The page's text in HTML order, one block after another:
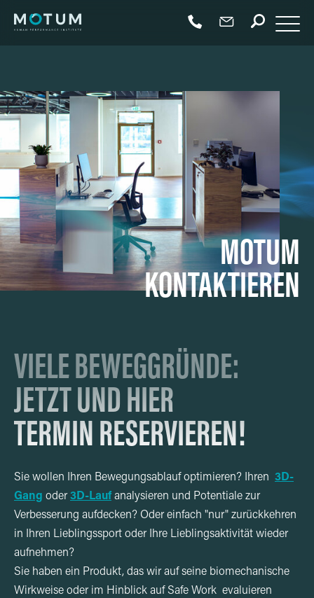
MOTUM
KONTAKTIEREN
VIELE BEWEGGRÜNDE:
JETZT UND HIER
TERMIN RESERVIEREN!
Sie wollen Ihren Bewegungsablauf optimieren? Ihren 3D-
Gang oder3D-Lauf analysieren und Potentiale zur
Verbesserung aufdecken? Oder einfach "nur" zurückkehren
in Ihren Lieblingssport oder Ihre Lieblingsaktivität wieder
aufnehmen?
Sie haben ein Produkt, das wir auf seine biomechanische
Wirkweise oder im Hinblick auf Safe Work evaluieren